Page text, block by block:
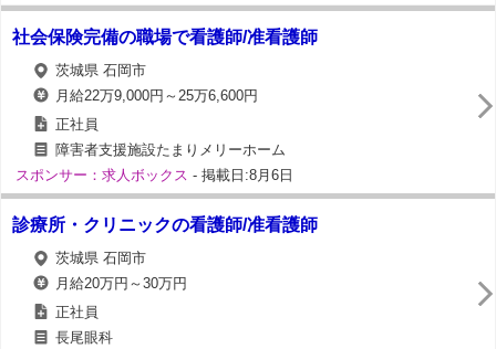
社会保険完備の職場で看護師/准看護師
茨城県 石岡市
月給22万9,000円～25万6,600円
正社員
障害者支援施設たまりメリーホーム
スポンサー：求人ボックス - 掲載日:8月6日
診療所・クリニックの看護師/准看護師
茨城県 石岡市
月給20万円～30万円
正社員
長尾眼科